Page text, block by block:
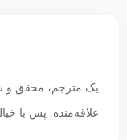
یک مترجم، محقق و
علاقه‌منده. پس با